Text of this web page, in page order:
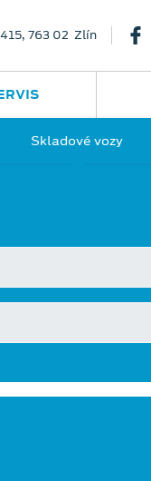
763 02 Zlín
Skladové vozy